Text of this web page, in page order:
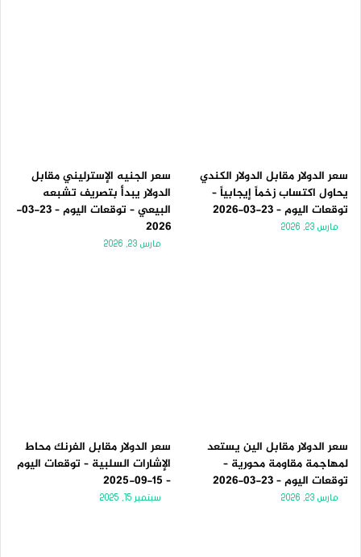
سعر الدولار مقابل الدولار الكندي
يحاول اكتساب زخماً إيجابياً –
توقعات اليوم – 23-03-2026
مارس 23, 2026
سعر الجنيه الإسترليني مقابل
الدولار يبدأ بتصريف تشبعه
البيعي – توقعات اليوم – 23-03-
2026
مارس 23, 2026
سعر الدولار مقابل الين يستعد
لمهاجمة مقاومة محورية –
توقعات اليوم – 23-03-2026
مارس 23, 2026
سعر الدولار مقابل الفرنك محاط
الإشارات السلبية – توقعات اليوم
– 15-09-2025
سبتمبر 15, 2025